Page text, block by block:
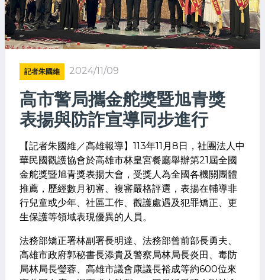
記者朱國維 2024/11/09
高市警局攜金舵獎暨旭青獎
表揚與防詐宣導同步進行
【記者朱國維／高雄報導】113年11月8日，社團法人中
華民國觀護協會於高雄市林皇宮餐廳舉辦第21屆全國
金舵獎暨旭青獎表揚大會，受獎人為全國各機關團體
推薦，歷經數月初審、複審嚴格評選，表揚在輔導非
行兒童或少年、社區工作、觀護處遇及犯罪矯正、更
生保護等領域表現優異的人員。
法務部矯正署林副署長明達、法務部曾前部長勇夫、
高雄市政府郭秘書長添貴及警察局林局長炎田、毒防
局林局長瑩蓉、高雄市議會康議長裕成等約600位來